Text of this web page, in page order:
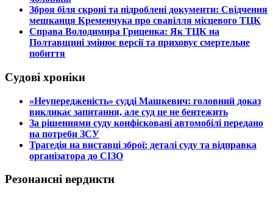
​Зброя біля скроні та підроблені документи: Свідчення
мешканця Кременчука про свавілля місцевого ТЦК
​Справа Володимира Гриценка: Як ТЦК на
Полтавщині змінює версії та приховує смертельне
побиття
Судові хроніки
​«Неупередженість» судді Машкевич: головний доказ
викликає запитання, але суд це не бентежить
​За рішеннями суду конфісковані автомобілі передано
на потреби ЗСУ
​Трагедія на виставці зброї: деталі суду та відправка
організатора до СІЗО
Резонансні вердикти